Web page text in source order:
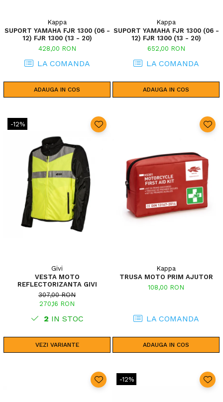
Kappa
SUPORT YAMAHA FJR 1300 (06 -
12) FJR 1300 (13 - 20)
428,00 RON
LA COMANDA
ADAUGA IN COS
Kappa
SUPORT YAMAHA FJR 1300 (06 -
12) FJR 1300 (13 - 20)
652,00 RON
LA COMANDA
ADAUGA IN COS
-12%
Givi
VESTA MOTO
REFLECTORIZANTA GIVI
307,00 RON
270,16 RON
2 IN STOC
VEZI VARIANTE
Kappa
TRUSA MOTO PRIM AJUTOR
108,00 RON
LA COMANDA
ADAUGA IN COS
-12%